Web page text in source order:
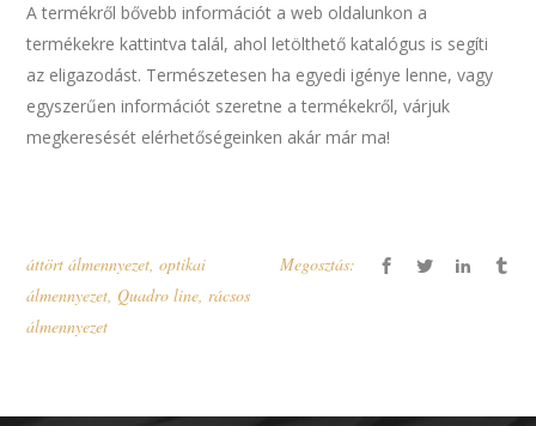
A termékről bővebb információt a web oldalunkon a
termékekre kattintva talál, ahol letölthető katalógus is segíti
az eligazodást. Természetesen ha egyedi igénye lenne, vagy
egyszerűen információt szeretne a termékekről, várjuk
megkeresését elérhetőségeinken akár már ma!
áttört álmennyezet,optikai
álmennyezet, Quadro line,rácsos
álmennyezet
Megosztás: